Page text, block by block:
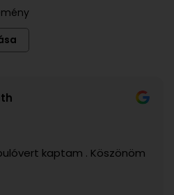
. Köszönöm
Szívből